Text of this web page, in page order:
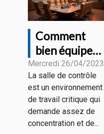
Comment
bien équiper
une salle de
contrôle pour
un bon
rendement ?
Mercredi 26/04/2023
La salle de contrôle
est un environnement
de travail critique qui
demande assez de
concentration et de...